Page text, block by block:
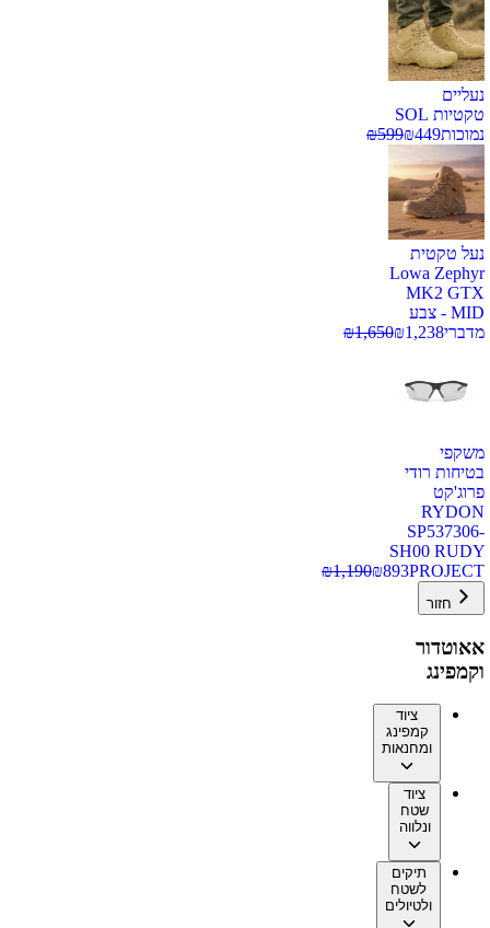
נעליים
טקטיות SOL
נמוכות
₪449
₪599
נעל טקטית
Lowa Zephyr
MK2 GTX
MID - צבע
מדברי
₪1,238
₪1,650
משקפי
בטיחות רודי
פרוג'קט
RYDON
SP537306-
SH00 RUDY
PROJECT
₪893
₪1,190
חזור
אאוטדור
וקמפינג
ציוד
קמפינג
ומחנאות
ציוד
שטח
ונלווה
תיקים
לשטח
ולטיולים